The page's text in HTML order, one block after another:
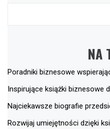
NA
Poradniki biznesowe
Inspirujące książki biznesowe
Najciekawsze biografie
Rozwijaj umiejętności dzięki